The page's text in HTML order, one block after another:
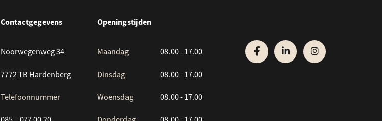
Contactgegevens
Noorwegenweg 34
7772 TB Hardenberg
Telefoonnummer
Openingstijden
Maandag 08.00 - 17.00
Dinsdag 08.00 - 17.00
Woensdag 08.00 - 17.00